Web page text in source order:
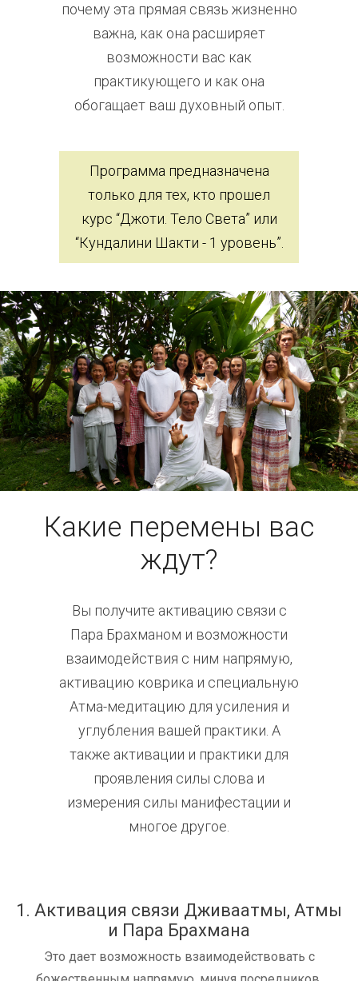
почему эта прямая связь жизненно
важна, как она расширяет
возможности вас как
практикующего и как она
обогащает ваш духовный опыт.
Программа предназначена
только для тех, кто прошел
курс “Джоти. Тело Света” или
“Кундалини Шакти - 1 уровень”.
Какие перемены вас
ждут?
Вы получите активацию связи с
Пара Брахманом и возможности
взаимодействия с ним напрямую,
активацию коврика и специальную
Атма-медитацию для усиления и
углубления вашей практики. А
также активации и практики для
проявления силы слова и
измерения силы манифестации и
многое другое.
1. Активация связи Дживаатмы, Атмы
и Пара Брахмана
Это дает возможность взаимодействовать с